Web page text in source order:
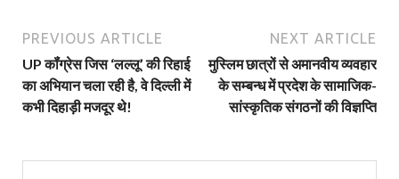
PREVIOUS ARTICLE
UP कॉंग्रेस जिस ‘लल्लू’ की रिहाई
का अभियान चला रही है, वे दिल्ली में
कभी दिहाड़ी मजदूर थे!
NEXT ARTICLE
मुस्लिम छात्रों से अमानवीय व्यवहार
के सम्बन्ध में प्रदेश के सामाजिक-
सांस्कृतिक संगठनों की विज्ञप्ति